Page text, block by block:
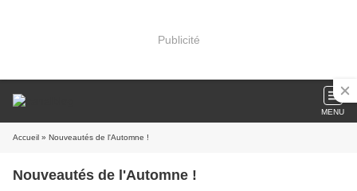
Publicité
MENU
Accueil » Nouveautés de l'Automne !
Nouveautés de l'Automne !